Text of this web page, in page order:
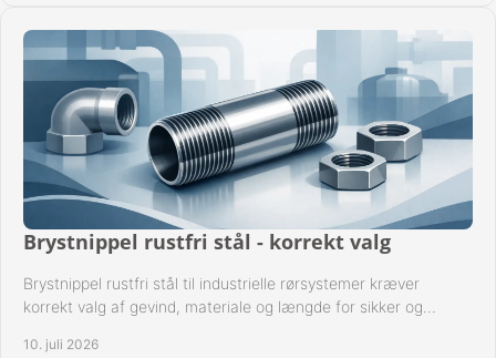
Brystnippel rustfri stål - korrekt valg
Brystnippel rustfri stål til industrielle rørsystemer kræver
korrekt valg af gevind, materiale og længde for sikker og
10. juli 2026